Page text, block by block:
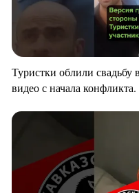
Туристки облили свадьбу
видео с начала конфликта.